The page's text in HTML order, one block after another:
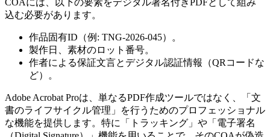
COAには、以下の要素をデジタル署名付きPDFとして組み
込む必要があります。
作品固有ID（例: TNG-2026-045）。
製作日、素材のロット番号。
作者による保証文言とデジタル認証情報（QRコードな
ど）。
Adobe Acrobat Proは、単なるPDF作成ツールではなく、「文
書のライフサイクル管理」を行うためのプロフェッショナル
な機能を提供します。特に「トラッキング」や「電子署名